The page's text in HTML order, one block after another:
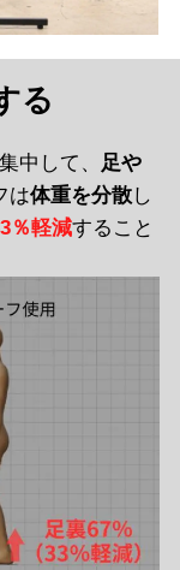
る
中して、 足や
は体重を分散し
％軽減すること